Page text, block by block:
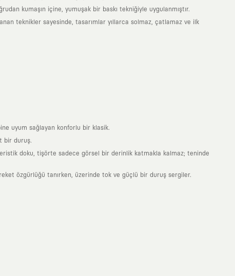
kumaşın içine, yumuşak bir baskı tekniğiyle uygulanmıştır.
teknikler sayesinde, tasarımlar yıllarca solmaz, çatlamaz ve ilk
uyum sağlayan konforlu bir klasik.
bir duruş.
doku, tişörte sadece görsel bir derinlik katmakla kalmaz; teninde
özgürlüğü tanırken, üzerinde tok ve güçlü bir duruş sergiler.